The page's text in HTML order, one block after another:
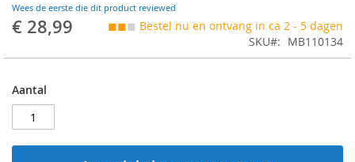
Wees de eerste die dit product reviewed
€ 28,99 ◼◼◼ Bestel nu en ontvang in ca 2 - 5 dagen
SKU
MB110134
Aantal